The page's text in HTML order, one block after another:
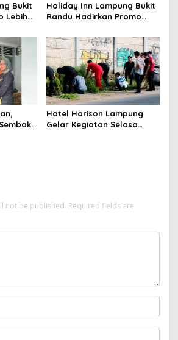
Bukit
Lebih
Holiday Inn Lampung Bukit
Randu Hadirkan Promo
Staycation Nyaman
dengan View Indah
Hotel Horison Lampung
Gelar Kegiatan Selasa
not be published. Required fields are